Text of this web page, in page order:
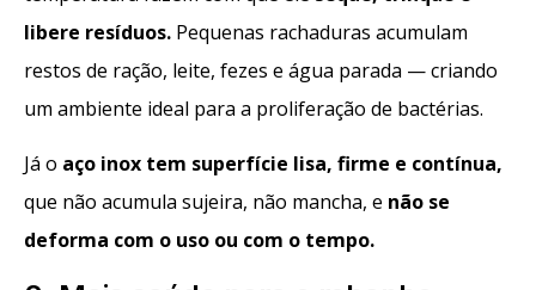
libere resíduos. Pequenas rachaduras acumulam
restos de ração, leite, fezes e água parada — criando
um ambiente ideal para a proliferação de bactérias.
Já o aço inox tem superfície lisa, firme e contínua,
que não acumula sujeira, não mancha, e não se
deforma com o uso ou com o tempo.